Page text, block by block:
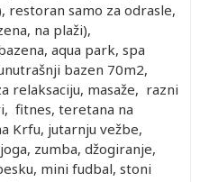
restoran samo za odrasle,
na plaži),
aqua park, spa
bazen 70m2,
relaksaciju, masaže, razni
fitnes, teretana na
Krfu, jutarnju vežbe,
zumba, džogiranje,
mini fudbal, stoni